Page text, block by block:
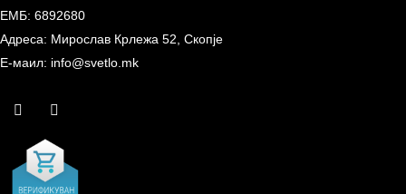
ЕМБ: 6892680
Адреса: Мирослав Крлежа 52, Скопје
Е-маил: info@svetlo.mk